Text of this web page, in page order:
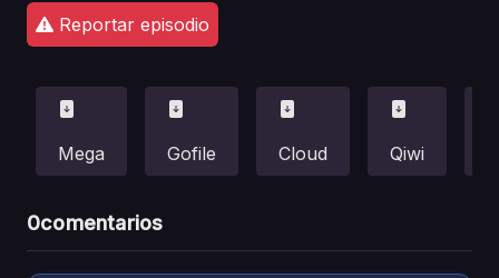
Reportar episodio
Mega Gofile Cloud Qiwi
0comentarios